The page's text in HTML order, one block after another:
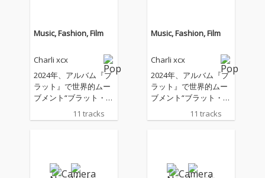
Music, Fashion, Film
Charli xcx
2024年、アルバム『ブ
ラット』で世界的ムー
ブメント“ブラット・サ
マー”を巻き起こし、音
楽やファッション、イ
チャーリーxcxが最新
11 tracks
Music, Fashion, Film
Charli xcx
2024年、アルバム『ブ
ラット』で世界的ムー
ブメント“ブラット・サ
マー”を巻き起こし、音
楽やファッション、イ
チャーリーxcxが最新
11 tracks